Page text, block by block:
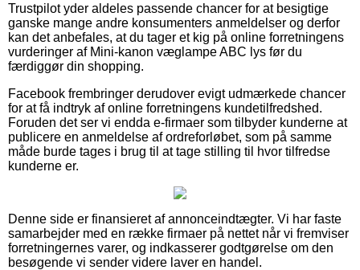
Trustpilot yder aldeles passende chancer for at besigtige
ganske mange andre konsumenters anmeldelser og derfor
kan det anbefales, at du tager et kig på online forretningens
vurderinger af Mini-kanon væglampe ABC lys før du
færdiggør din shopping.
Facebook frembringer derudover evigt udmærkede chancer
for at få indtryk af online forretningens kundetilfredshed.
Foruden det ser vi endda e-firmaer som tilbyder kunderne at
publicere en anmeldelse af ordreforløbet, som på samme
måde burde tages i brug til at tage stilling til hvor tilfredse
kunderne er.
Denne side er finansieret af annonceindtægter. Vi har faste
samarbejder med en række firmaer på nettet når vi fremviser
forretningernes varer, og indkasserer godtgørelse om den
besøgende vi sender videre laver en handel.